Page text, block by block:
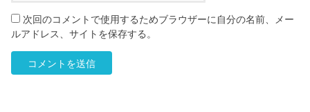
次回のコメントで使用するためブラウザーに自分の名前、メー
ルアドレス、サイトを保存する。